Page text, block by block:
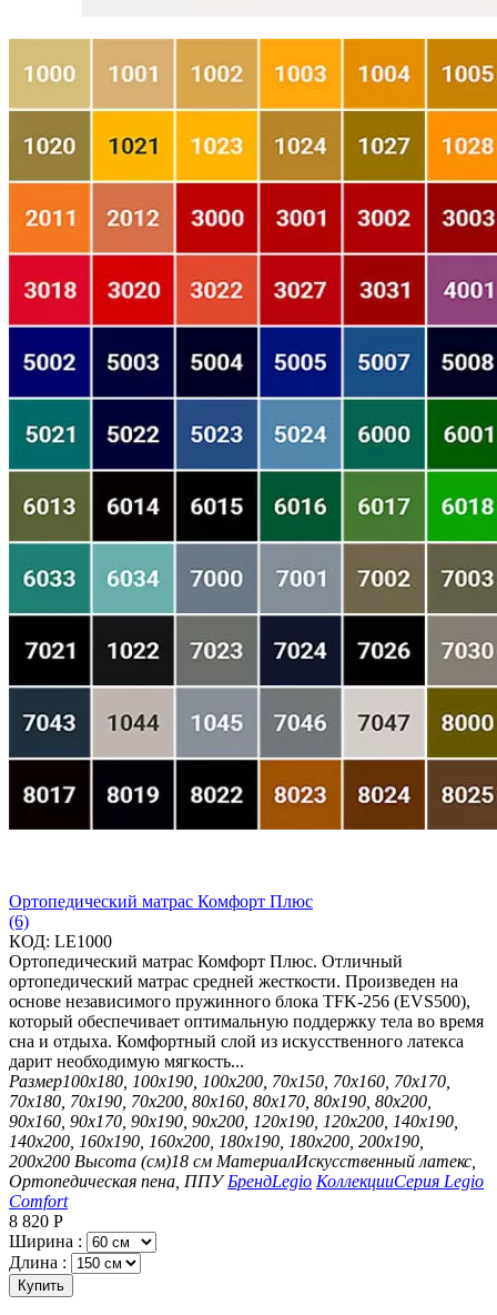
Ортопедический матрас Комфорт Плюс
(6)
КОД: LE1000
Ортопедический матрас Комфорт Плюс. Отличный
ортопедический матрас средней жесткости. Произведен на
основе независимого пружинного блока TFK-256 (EVS500),
который обеспечивает оптимальную поддержку тела во время
сна и отдыха. Комфортный слой из искусственного латекса
дарит необходимую мягкость...
Размер100х180, 100х190, 100х200, 70х150, 70х160, 70х170,
70х180, 70х190, 70х200, 80х160, 80х170, 80х190, 80х200,
90х160, 90х170, 90х190, 90х200, 120х190, 120х200, 140х190,
140х200, 160х190, 160х200, 180х190, 180х200, 200х190,
200х200 Высота (см)18 см МатериалИскусственный латекс,
Ортопедическая пена, ППУ БрендLegio КоллекцииСерия Legio
Comfort
8 820 Р
Ширина :
Длина :
Купить